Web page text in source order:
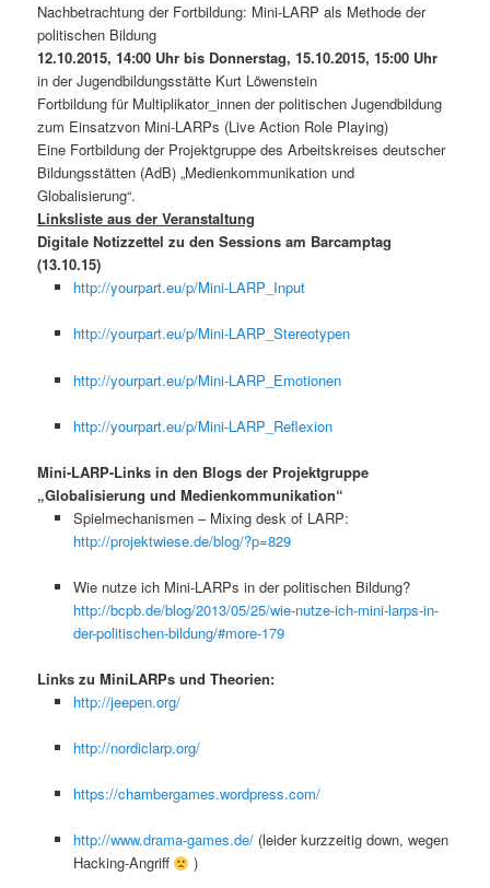
Nachbetrachtung der Fortbildung: Mini-LARP als Methode der
politischen Bildung
12.10.2015, 14:00 Uhr bis Donnerstag, 15.10.2015, 15:00 Uhr
in der Jugendbildungsstätte Kurt Löwenstein
Fortbildung für Multiplikator_innen der politischen Jugendbildung
zum Einsatzvon Mini-LARPs (Live Action Role Playing)
Eine Fortbildung der Projektgruppe des Arbeitskreises deutscher
Bildungsstätten (AdB) „Medienkommunikation und
Globalisierung“.
Linksliste aus der Veranstaltung
Digitale Notizzettel zu den Sessions am Barcamptag
(13.10.15)
http://yourpart.eu/p/Mini-LARP_Input
http://yourpart.eu/p/Mini-LARP_Stereotypen
http://yourpart.eu/p/Mini-LARP_Emotionen
http://yourpart.eu/p/Mini-LARP_Reflexion
Mini-LARP-Links in den Blogs der Projektgruppe
„Globalisierung und Medienkommunikation“
Spielmechanismen – Mixing desk of LARP:
http://projektwiese.de/blog/?p=829
Wie nutze ich Mini-LARPs in der politischen Bildung?
http://bcpb.de/blog/2013/05/25/wie-nutze-ich-mini-larps-in-
der-politischen-bildung/#more-179
Links zu MiniLARPs und Theorien:
http://jeepen.org/
http://nordiclarp.org/
https://chambergames.wordpress.com/
http://www.drama-games.de/(leider kurzzeitig down, wegen
Hacking-Angriff
)